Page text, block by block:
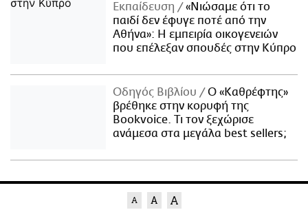
Εκπαίδευση
«Νιώσαμε ότι το
παιδί δεν έφυγε ποτέ από την
Αθήνα»: Η εμπειρία οικογενειών
που επέλεξαν σπουδές στην Κύπρο
Οδηγός Βιβλίου
Ο «Καθρέφτης»
βρέθηκε στην κορυφή της
Bookvoice. Τι τον ξεχώρισε
ανάμεσα στα μεγάλα best sellers;